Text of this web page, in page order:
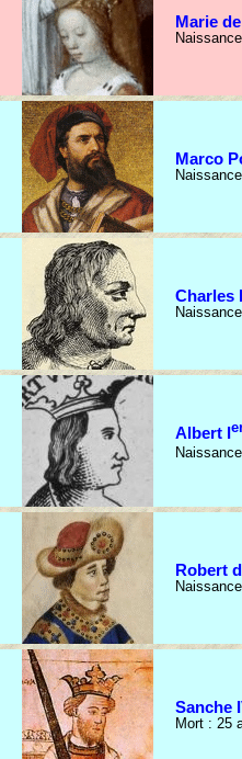
Marie
Marco
Charles
Albert I
Robert
Sanche
Mort : 25